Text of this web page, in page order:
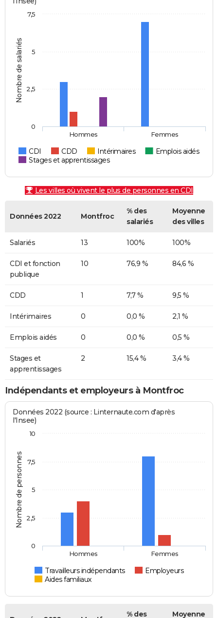
Nombre de salariés
CDI CDD Intérimaires
Emplois aidés
Stages et apprentissages
Hommes Femmes
0
2,5
5
7,5
Les villes où vivent le plus de personnes en CDI
Données 2022 Montfroc
% des
salariés
Moyenne
des villes
Salariés 13 100% 100%
CDI et fonction
publique
10 76,9 % 84,6 %
CDD 1 7,7 % 9,5 %
Intérimaires 0 0,0 % 2,1 %
Emplois aidés 0 0,0 % 0,5 %
Stages et
apprentissages
2 15,4 % 3,4 %
Indépendants et employeurs à Montfroc
Nombre de personnes
Données 2022 (source : Linternaute.com d'après
l'Insee)
Travailleurs indépendants
Employeurs
Aides familiaux
Hommes Femmes
0
2,5
5
7,5
10
% des Moyenne